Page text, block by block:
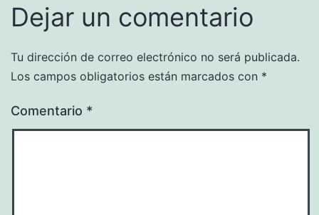
Dejar un comentario
Tu dirección de correo electrónico no será publicada.
Los campos obligatorios están marcados con *
Comentario *